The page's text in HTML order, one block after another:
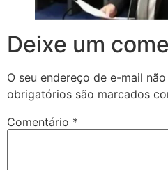
Deixe um
O seu endereço de e-mail
obrigatórios são marcados
Comentário *